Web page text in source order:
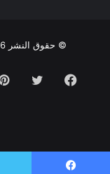
© حقوق النشر 2026، جميع الحقوق محفوظة |
فيسبوك تويتر